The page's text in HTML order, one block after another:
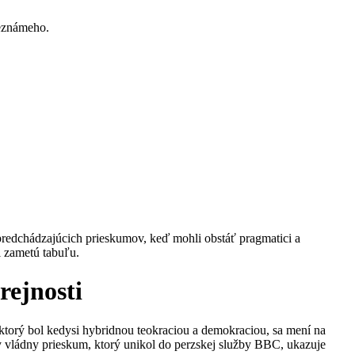
prieskumov, keď mohli obstáť pragmatici a
zametú tabuľu.
bol kedysi hybridnou teokraciou a demokraciou, sa mení na
prieskum, ktorý unikol do perzskej služby BBC, ukazuje